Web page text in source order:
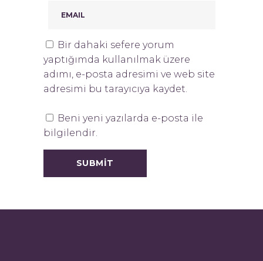
Bir dahaki sefere yorum
yaptığımda kullanılmak üzere
adımı, e-posta adresimi ve web site
adresimi bu tarayıcıya kaydet.
Beni yeni yazılarda e-posta ile
bilgilendir.